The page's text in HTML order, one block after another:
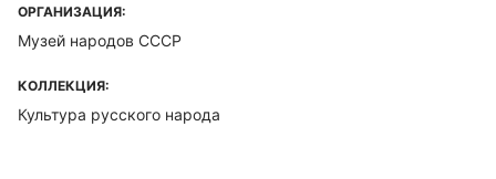
ОРГАНИЗАЦИЯ:
Музей народов СССР
КОЛЛЕКЦИЯ:
Культура русского народа